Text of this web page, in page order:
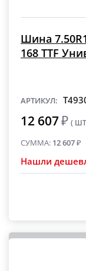
Шина
168 TTF
АРТИКУЛ:
12 607₽ (
СУММА: 12 607₽
Нашли